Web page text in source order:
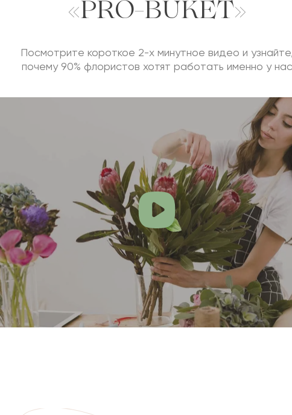
«PRO-BUKET»
Посмотрите короткое 2-х минутное видео и
почему 90% флористов хотят работать именно у нас